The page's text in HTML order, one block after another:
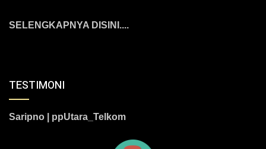
SELENGKAPNYA DISINI....
TESTIMONI
Saripno | ppUtara_Telkom